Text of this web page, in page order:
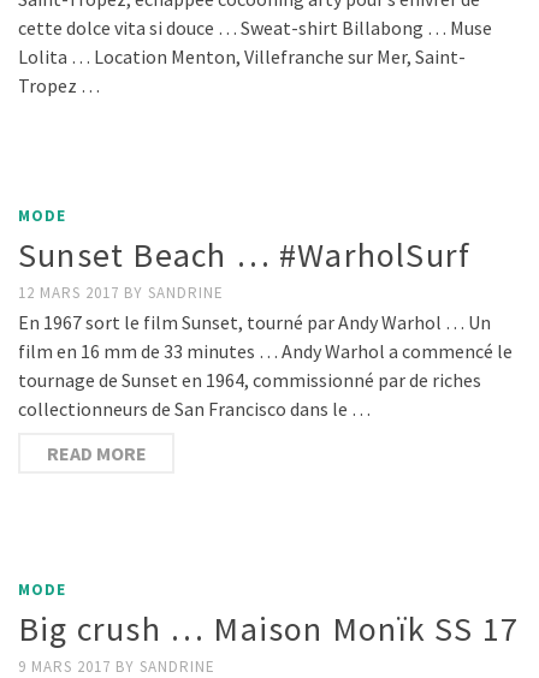
cette dolce vita si douce … Sweat-shirt Billabong … Muse
Lolita … Location Menton, Villefranche sur Mer, Saint-
Tropez …
MODE
Sunset Beach … #WarholSurf
12 MARS 2017 BY SANDRINE
En 1967 sort le film Sunset, tourné par Andy Warhol … Un
film en 16 mm de 33 minutes … Andy Warhol a commencé le
tournage de Sunset en 1964, commissionné par de riches
collectionneurs de San Francisco dans le …
READ MORE
MODE
Big crush … Maison Monïk SS 17
9 MARS 2017 BY SANDRINE